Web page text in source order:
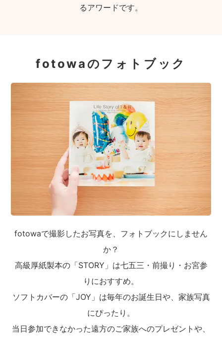
るアワードです。
fotowaのフォトブック
fotowaで撮影したお写真を、フォトブックにしません
か？
高級厚紙製本の「STORY」は七五三・前撮り・お宮参
りにおすすめ。
ソフトカバーの「JOY」は毎年のお誕生日や、家族写真
にぴったり。
当日参加できなかった遠方のご家族へのプレゼントや、